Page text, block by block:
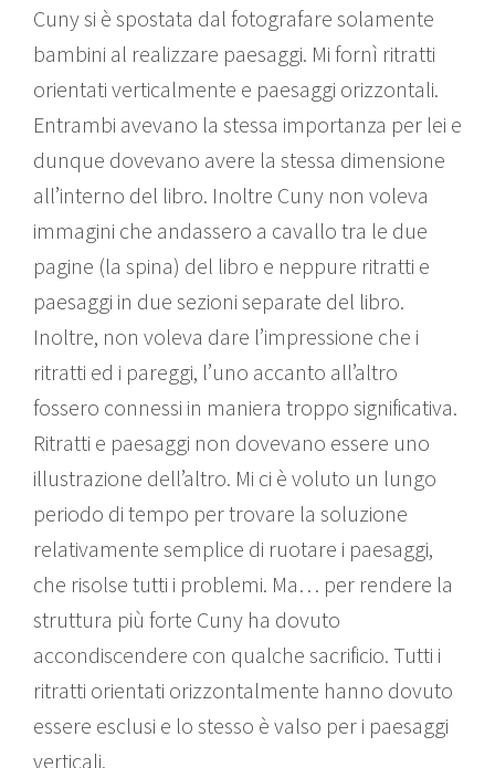
Cuny si è spostata dal fotografare solamente
bambini al realizzare paesaggi. Mi fornì ritratti
orientati verticalmente e paesaggi orizzontali.
Entrambi avevano la stessa importanza per lei e
dunque dovevano avere la stessa dimensione
all’interno del libro. Inoltre Cuny non voleva
immagini che andassero a cavallo tra le due
pagine (la spina) del libro e neppure ritratti e
paesaggi in due sezioni separate del libro.
Inoltre, non voleva dare l’impressione che i
ritratti ed i pareggi, l’uno accanto all’altro
fossero connessi in maniera troppo significativa.
Ritratti e paesaggi non dovevano essere uno
illustrazione dell’altro. Mi ci è voluto un lungo
periodo di tempo per trovare la soluzione
relativamente semplice di ruotare i paesaggi,
che risolse tutti i problemi. Ma… per rendere la
struttura più forte Cuny ha dovuto
accondiscendere con qualche sacrificio. Tutti i
ritratti orientati orizzontalmente hanno dovuto
essere esclusi e lo stesso è valso per i paesaggi
verticali.